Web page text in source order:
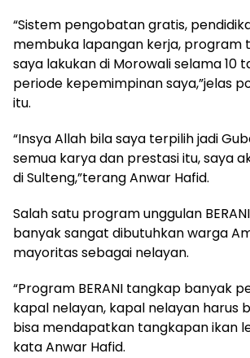
“Sistem pengobatan gratis,
membuka lapangan kerja, program
saya lakukan di Morowali selama 10
periode kepemimpinan saya,”jelas
itu.
“Insya Allah bila saya terpilih jadi
semua karya dan prestasi itu, saya
di Sulteng,”terang Anwar Hafid.
Salah satu program unggulan
banyak sangat dibutuhkan warga
mayoritas sebagai nelayan.
“Program BERANI tangkap banyak
kapal nelayan, kapal nelayan harus
bisa mendapatkan tangkapan ikan
kata Anwar Hafid.